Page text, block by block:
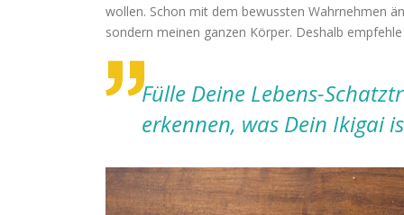
wollen. Schon mit dem bewussten Wahrnehmen
sondern meinen ganzen Körper. Deshalb
Fülle Deine Lebens-
erkennen, was Dein Ikigai